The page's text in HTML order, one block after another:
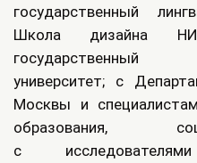
государственный
Школа дизайна
государственный
университет; с
Москвы и
образования,
с